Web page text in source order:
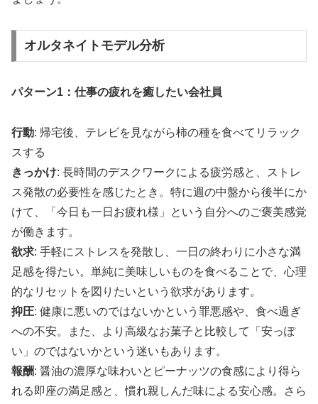
オルタネイトモデル分析
パターン1：仕事の疲れを癒したい会社員
行動: 帰宅後、テレビを見ながら柿の種を食べてリラック
スする
きっかけ: 長時間のデスクワークによる疲労感と、ストレ
ス発散の必要性を感じたとき。特に週の中盤から後半にか
けて、「今日も一日お疲れ様」という自分へのご褒美感覚
が働きます。
欲求: 手軽にストレスを発散し、一日の終わりに小さな満
足感を得たい。単純に美味しいものを食べることで、心理
的なリセットを図りたいという欲求があります。
抑圧: 健康に悪いのではないかという罪悪感や、食べ過ぎ
への不安。また、より高級なお菓子と比較して「安っぽ
い」のではないかという迷いもあります。
報酬: 醤油の濃厚な味わいとピーナッツの食感により得ら
れる即座の満足感と、慣れ親しんだ味による安心感。さら